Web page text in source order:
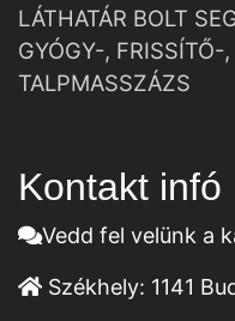
LÁTHATÁR BOLT
GYÓGY-, FRISSÍTŐ-
TALPMASSZÁZS
Kontakt infó
Vedd fel velünk a
Székhely: 1141